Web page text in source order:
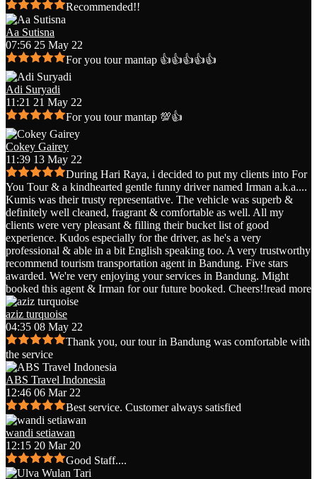
Recommended!!
Aa Sutisna
07:56 25 May 22
For you tour mantap 👍👍👍👍👍
Adi Suryadi
11:21 21 May 22
For you tour mantap 💯👍
Cokey Gairey
11:39 13 May 22
During Hari Raya, i decided to put my clients into For
You Tour & a kindhearted gentle funny driver named Irman a.k.a....
Kumis was their trusty representative. The vehicle was superb &
definitely well cleaned, fragrant & comfortable as well. All my
clients were very pleasant & filling their bucket list of good
experience. Kudos especially for the driver, as he's a very
professional & able in a bit English speaking too. A very trustworthy
recommend tourism transportation agent in Bandung. Five stars
awarded. We're very enjoying your services in Bandung. Might
booked this agent & Irman for our future booked. Cheers!!read more
aziz turquoise
04:35 08 May 22
Thank you, our tour in Bandung was comfortable with
the service
ABS Travel Indonesia
12:46 06 Mar 22
Best service. Customer always satisfied
wandi setiawan
12:15 20 Mar 20
Good Staff....